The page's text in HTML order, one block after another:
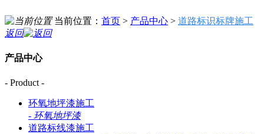
当前位置： 首页 > 产品中心 > 道路标识标牌施工
返回
产品中心
- Product -
环氧地坪漆施工
- 环氧地坪漆
道路标线漆施工